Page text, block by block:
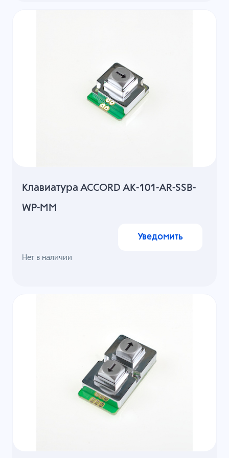
Клавиатура ACCORD AK-101-AR-SSB-
WP-MM
Нет в наличии
Уведомить